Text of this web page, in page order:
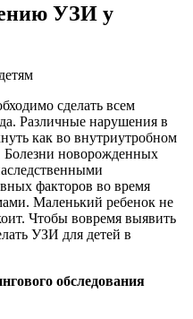
УЗИ у
сделать всем
Различные нарушения в
как во внутриутробном
Болезни новорожденных
факторов во время
Маленький ребенок не
Чтобы вовремя выявить
УЗИ для детей в
обследования